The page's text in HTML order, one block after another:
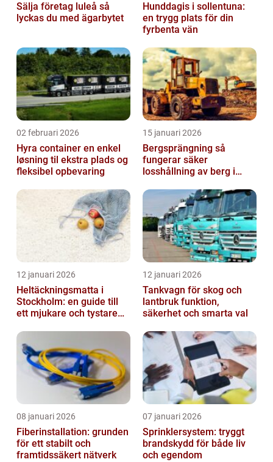
Sälja företag luleå så
lyckas du med ägarbytet
Hunddagis i sollentuna:
en trygg plats för din
fyrbenta vän
02 februari 2026
Hyra container en enkel
løsning til ekstra plads og
fleksibel opbevaring
15 januari 2026
Bergsprängning så
fungerar säker
losshållning av berg i
12 januari 2026
Heltäckningsmatta i
Stockholm: en guide till
ett mjukare och tystare
12 januari 2026
Tankvagn för skog och
lantbruk funktion,
säkerhet och smarta val
08 januari 2026
Fiberinstallation: grunden
för ett stabilt och
framtidssäkert nätverk
07 januari 2026
Sprinklersystem: tryggt
brandskydd för både liv
och egendom